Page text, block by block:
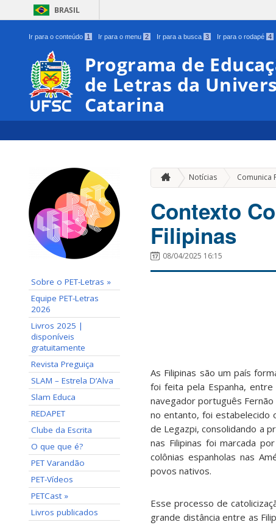
BRASIL
Ir para o conteúdo 1 Ir para o menu 2 Ir para a busca 3 Ir para o rodapé 4
Programa de
de Letras da
Catarina
Sobre o PET-Letras »
Equipe PET-Letras
2026
Livros 2025 |
disponíveis
gratuitamente
Revista Preguiça
SLAM – Estrela D’Alva
Slam Educa
REDAPET
Clube da Escrita
O que que é?
PET Varandão
PET-Vídeos
PETCast »
Livros publicados
Notícias Comunica
Contexto
Filipinas
08/04/2025 16:15
As Filipinas são um país
foi feita pela Espanha,
navegador português
no entanto, foi estabelecido
de Legazpi, consolidando a
nas Filipinas foi marcada
colônias espanholas nas
povos nativos.
Esse processo de
grande distância entre as